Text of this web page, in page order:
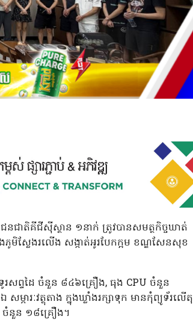
ជាតិគីជីស៊ីស្ថាន ១នាក់ ត្រូវបានសមត្ថកិច្ចឃាត់
នុងភូមិស្លែងរលើង សង្កាត់អូរបែកក្អម ខណ្ឌសែនសុខ
រសព្ទដៃ ចំនួន ៨៤៦គ្រឿង, ធុង CPU ចំនួន
រៈវត្ថុតាង ក្នុងឃ្លាំងរក្សាទុក មានកុំព្យូទ័រលើតុ
ចំនួន ១៨គ្រឿង។